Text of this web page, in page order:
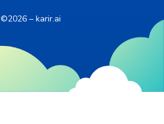
©2026 – karir.ai